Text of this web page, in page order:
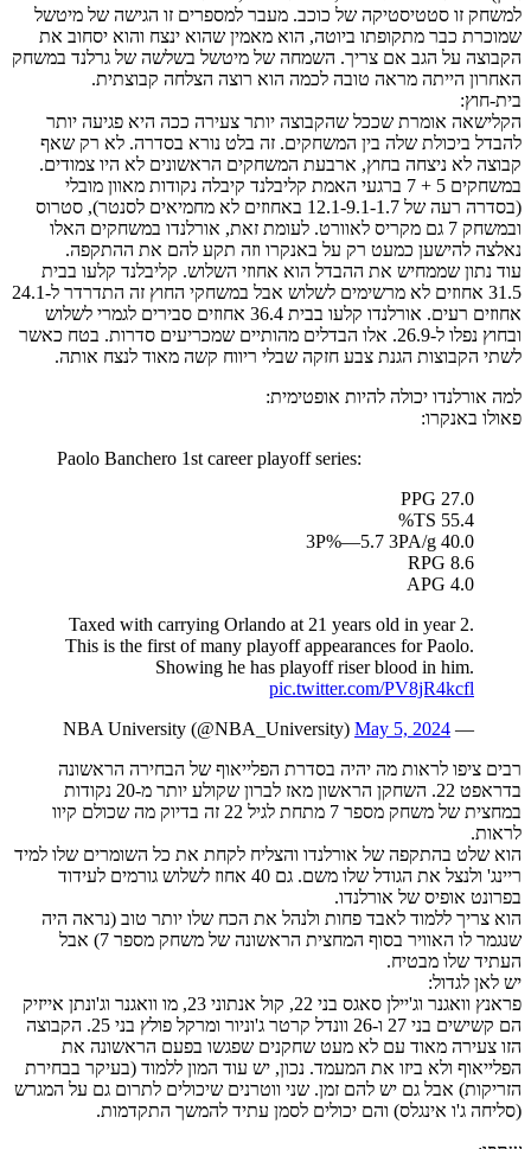
למשחק זו סטטיסטיקה של כוכב. מעבר למספרים זו הגישה של מיטשל
שמוכרת כבר מתקופתו ביוטה, הוא מאמין שהוא ינצח והוא יסחוב את
הקבוצה על הגב אם צריך. השמחה של מיטשל בשלשה של גרלנד במשחק
האחרון הייתה מראה טובה לכמה הוא רוצה הצלחה קבוצתית.
בית-חוץ:
הקלישאה אומרת שככל שהקבוצה יותר צעירה ככה היא פגיעה יותר
להבדל ביכולת שלה בין המשחקים. זה בלט נורא בסדרה. לא רק שאף
קבוצה לא ניצחה בחוץ, ארבעת המשחקים הראשונים לא היו צמודים.
במשחקים 5 + 7 ברגעי האמת קליבלנד קיבלה נקודות מאוון מובלי
(בסדרה רעה של 12.1-9.1-1.7 באחוזים לא מחמיאים לסנטר), סטרוס
ובמשחק 7 גם מקריס לאוורט. לעומת זאת, אורלנדו במשחקים האלו
נאלצה להישען כמעט רק על באנקרו וזה תקע להם את ההתקפה.
עוד נתון שממחיש את ההבדל הוא אחוזי השלוש. קליבלנד קלעו בבית
31.5 אחוזים לא מרשימים לשלוש אבל במשחקי החוץ זה התדרדר ל-24.1
אחוזים רעים. אורלנדו קלעו בבית 36.4 אחוזים סבירים לגמרי לשלוש
ובחוץ נפלו ל-26.9. אלו הבדלים מהותיים שמכריעים סדרות. בטח כאשר
לשתי הקבוצות הגנת צבע חזקה שבלי ריווח קשה מאוד לנצח אותה.
למה אורלנדו יכולה להיות אופטימית:
פאולו באנקרו:
Paolo Banchero 1st career playoff series:
27.0 PPG
55.4 TS%
40.0 3P%—5.7 3PA/g
8.6 RPG
4.0 APG
Taxed with carrying Orlando at 21 years old in year 2.
This is the first of many playoff appearances for Paolo.
Showing he has playoff riser blood in him.
pic.twitter.com/PV8jR4kcfl
— NBA University (@NBA_University)
May 5, 2024
רבים ציפו לראות מה יהיה בסדרת הפלייאוף של הבחירה הראשונה
בדראפט 22. השחקן הראשון מאז לברון שקולע יותר מ-20 נקודות
במחצית של משחק מספר 7 מתחת לגיל 22 זה בדיוק מה שכולם קיוו
לראות.
הוא שלט בהתקפה של אורלנדו והצליח לקחת את כל השומרים שלו למיד
ריינג' ולנצל את הגודל שלו משם. גם 40 אחוז לשלוש גורמים לעידוד
בפרונט אופיס של אורלנדו.
הוא צריך ללמוד לאבד פחות ולנהל את הכח שלו יותר טוב (נראה היה
שנגמר לו האוויר בסוף המחצית הראשונה של משחק מספר 7) אבל
העתיד שלו מבטיח.
יש לאן לגדול:
פראנץ וואגנר וג'יילן סאגס בני 22, קול אנתוני 23, מו וואגנר וג'ונתן אייזיק
הם קשישים בני 27 ו-26 וונדל קרטר ג'וניור ומרקל פולץ בני 25. הקבוצה
הזו צעירה מאוד עם לא מעט שחקנים שפגשו בפעם הראשונה את
הפלייאוף ולא ביזו את המעמד. נכון, יש עוד המון ללמוד (בעיקר בבחירת
הזריקות) אבל גם יש להם זמן. שני ווטרנים שיכולים לתרום גם על המגרש
(סליחה ג'ו אינגלס) והם יכולים לסמן עתיד להמשך התקדמות.